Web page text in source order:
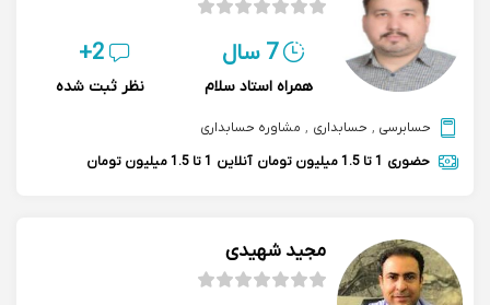
7 سال
همراه استاد سلام
2+
نظر ثبت شده
حسابرسی , حسابداری , مشاوره حسابداری
حضوری 1 تا 1.5 میلیون تومان آنلاین 1 تا 1.5 میلیون تومان
مجید شهیدی